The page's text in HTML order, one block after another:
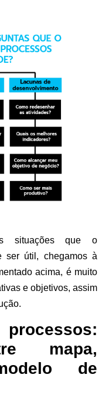
situações que o
ser útil, chegamos à
acima, é muito
e objetivos, assim
mapa,
de